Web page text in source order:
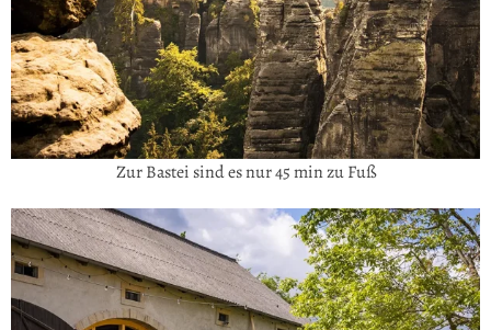
Zur Bastei sind es nur 45 min zu Fuß